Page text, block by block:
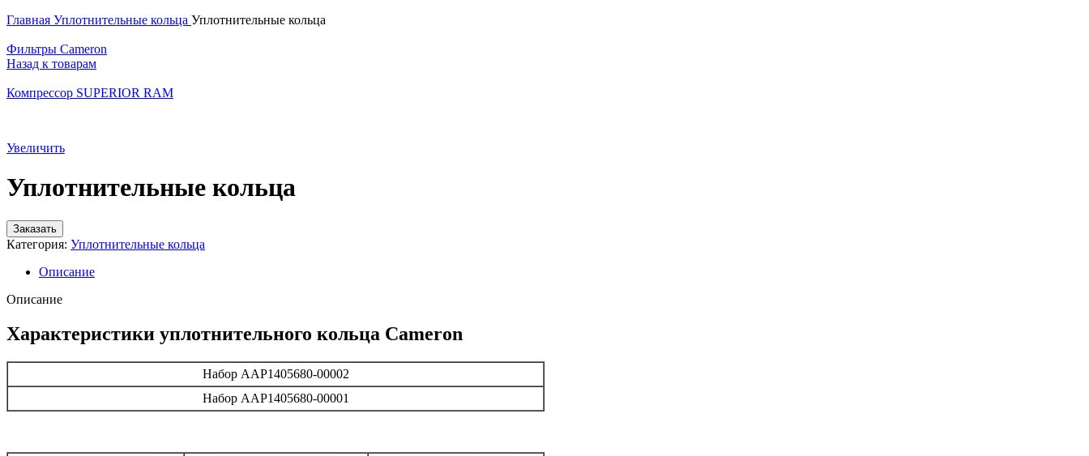
Главная Уплотнительные кольца Уплотнительные кольца
Фильтры Cameron
Назад к товарам
Компрессор SUPERIOR RAM
Увеличить
Уплотнительные кольца
Заказать
Категория: Уплотнительные кольца
Описание
Описание
Характеристики уплотнительного кольца Cameron
Набор AAP1405680-00002
Набор AAP1405680-00001